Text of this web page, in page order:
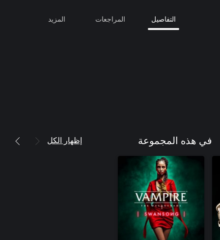
التفاصيل المراجعات المزيد
في هذه المجموعة إظهار الكل